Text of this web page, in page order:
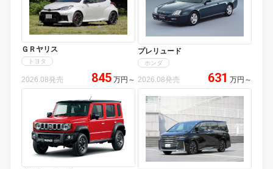
ＧＲヤリス
トヨタ
2026.08発売 845 万円 ～
プレリュード
ホンダ
2026.08発売 631 万円 ～